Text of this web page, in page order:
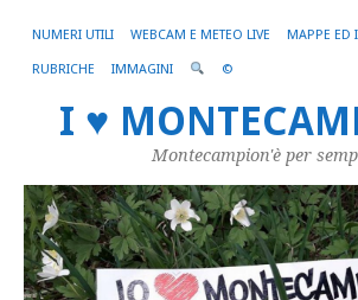
NUMERI UTILI WEBCAM E METEO LIVE MAPPE ED
RUBRICHE IMMAGINI ©
I ♥
Montecampion'è per